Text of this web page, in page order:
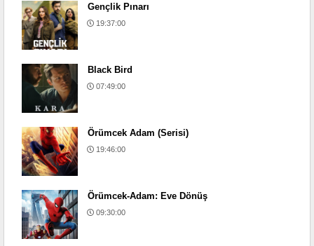
Gençlik Pınarı
19:37:00
Black Bird
07:49:00
Örümcek Adam (Serisi)
19:46:00
Örümcek-Adam: Eve Dönüş
09:30:00